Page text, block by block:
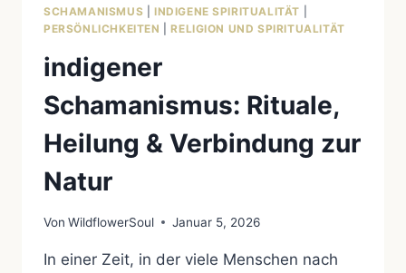
SCHAMANISMUS INDIGENE SPIRITUALITÄT
PERSÖNLICHKEITEN
|RELIGION UND SPIRITUALITÄT
indigener
Schamanismus: Rituale,
Heilung & Verbindung zur
Natur
Von WildflowerSoul Januar 5, 2026
In einer Zeit, in der viele Menschen nach